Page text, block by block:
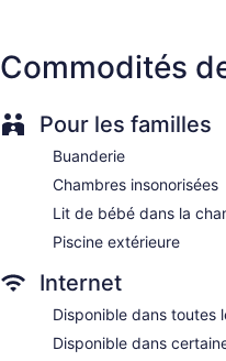
Newspapers in lobby
Elevator
No smoking on site
Bar or lounge
Bar by the pool
Dining venue
Windsor Excelsior
dotées de : minibar et
avec chaînes par câble.
La salle de bain
Commodités
Pour les familles
Buanderie
Chambres insonorisées
Lit de bébé dans la
Piscine extérieure
Internet
Disponible dans toutes
Disponible dans